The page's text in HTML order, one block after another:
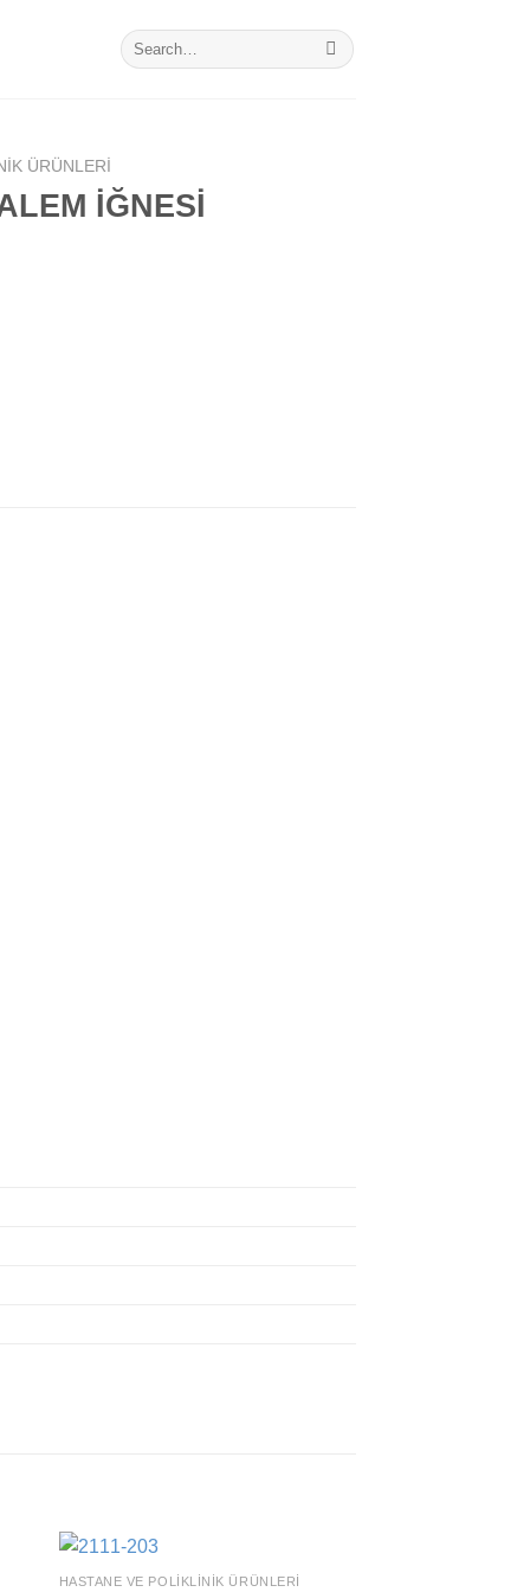
Search
for:
ÜRÜNLERI
İĞNESİ
HASTANE VE POLIKLINIK ÜRÜNLERI